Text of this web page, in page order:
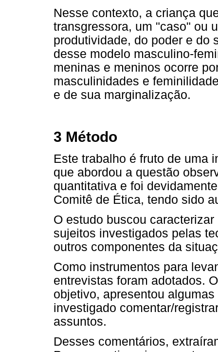
Nesse contexto, a criança
transgressora, um "caso" ou
produtividade, do poder e do
desse modelo masculino-
meninas e meninos ocorre
masculinidades e
e de sua marginalização.
3 Método
Este trabalho é fruto de uma
que abordou a questão
quantitativa e foi
Comitê de Ética, tendo sido
O estudo buscou
sujeitos investigados pelas
outros componentes da
Como instrumentos para
entrevistas foram adotados.
objetivo, apresentou
investigado comentar/
assuntos.
Desses comentários,